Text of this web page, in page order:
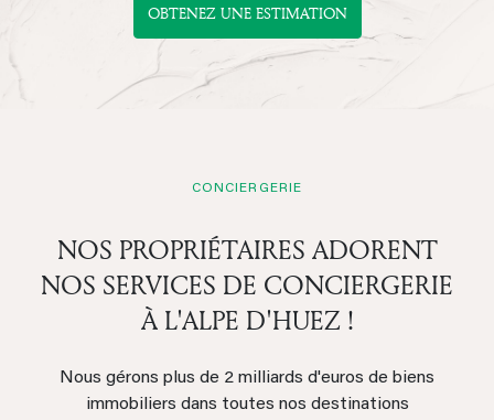
OBTENEZ UNE ESTIMATION
CONCIERGERIE
NOS PROPRIÉTAIRES ADORENT
NOS SERVICES DE CONCIERGERIE
À L'ALPE D'HUEZ !
Nous gérons plus de 2 milliards d'euros de biens
immobiliers dans toutes nos destinations